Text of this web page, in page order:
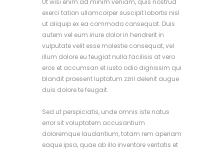
Ut wisi enim ad minim veniam, quis nostrud
exerci tation ullamcorper suscipit lobortis nisl
ut aliquip ex ea commodo consequat. Duis
autem vel eum iriure dolor in hendrerit in
vulputate velit esse molestie consequat, vel
illum dolore eu feugiat nulla facilisis at vero
eros et accumsan et iusto odio dignissim qui
blandit praesent luptatum zzril delenit augue
duis dolore te feugait.
Sed ut perspiciatis, unde omnis iste natus
error sit voluptatem accusantium
doloremque laudantium, totam rem aperiam
eaque ipsa, quae ab illo inventore veritatis et